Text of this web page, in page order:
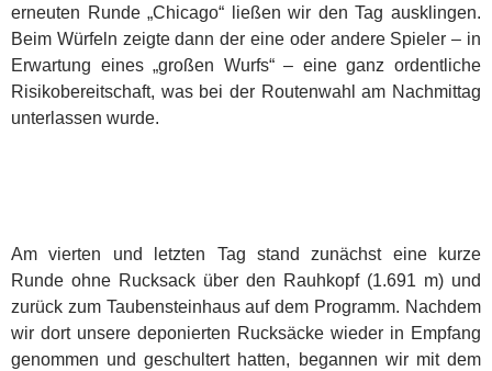
erneuten Runde „Chicago“ ließen wir den Tag ausklingen.
Beim Würfeln zeigte dann der eine oder andere Spieler – in
Erwartung eines „großen Wurfs“ – eine ganz ordentliche
Risikobereitschaft, was bei der Routenwahl am Nachmittag
unterlassen wurde.
Am vierten und letzten Tag stand zunächst eine kurze
Runde ohne Rucksack über den Rauhkopf (1.691 m) und
zurück zum Taubensteinhaus auf dem Programm. Nachdem
wir dort unsere deponierten Rucksäcke wieder in Empfang
genommen und geschultert hatten, begannen wir mit dem